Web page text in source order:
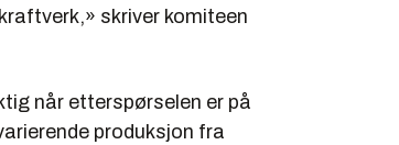
skriver komiteen
når etterspørselen er på
produksjon fra